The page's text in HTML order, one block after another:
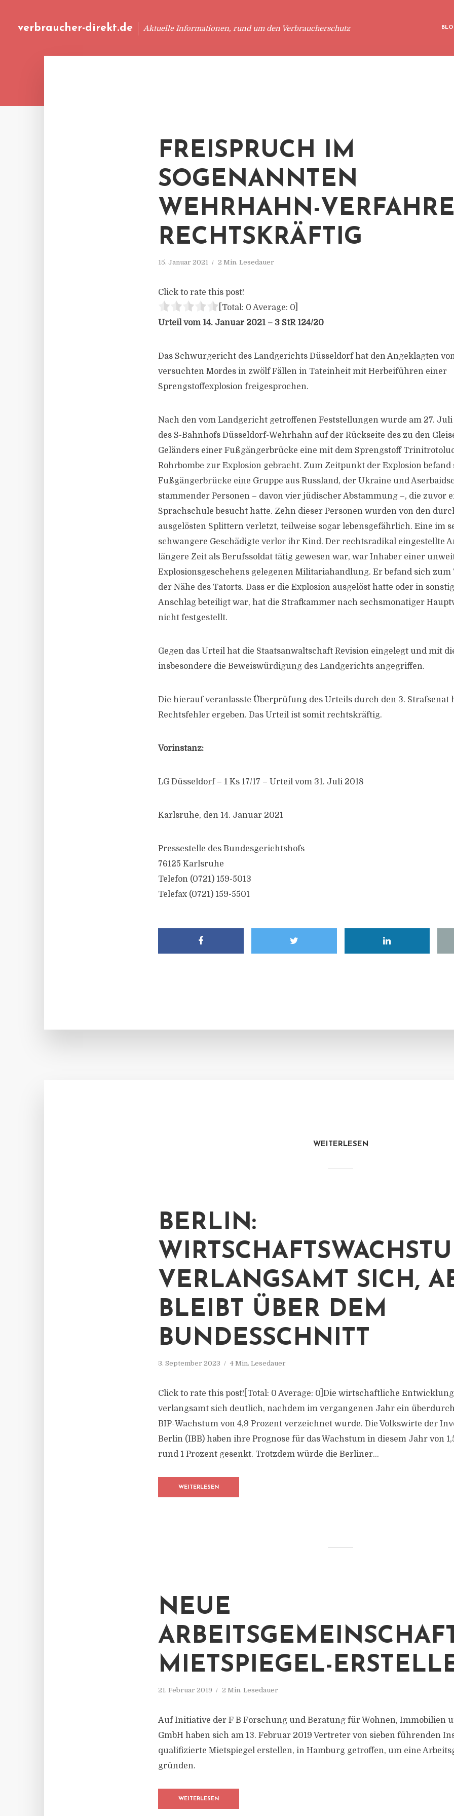
verbraucher-direkt.de Aktuelle Informationen, rund um den Verbraucherschutz
FREISPRUCH IM
SOGENANNTEN
WEHRHAHN-
RECHTSKRÄFTIG
15. Januar 2021 2 Min. Lesedauer
Click to rate this post!
[Total: 0 Average: 0
Urteil vom 14. Januar 2021 – 3 StR 124/20
Das Schwurgericht des Landgerichts Düsseldorf hat den Angeklagten
versuchten Mordes in zwölf Fällen in Tateinheit mit Herbeiführen einer
Sprengstoffexplosion freigesprochen.
Nach den vom Landgericht getroffenen Feststellungen wurde am 27.
des S-Bahnhofs Düsseldorf-Wehrhahn auf der Rückseite des zu den
Geländers einer Fußgängerbrücke eine mit dem Sprengstoff
Rohrbombe zur Explosion gebracht. Zum Zeitpunkt der Explosion befand
Fußgängerbrücke eine Gruppe aus Russland, der Ukraine und
stammender Personen – davon vier jüdischer Abstammung –, die zuvor
Sprachschule besucht hatte. Zehn dieser Personen wurden von den
ausgelösten Splittern verletzt, teilweise sogar lebensgefährlich. Eine im
schwangere Geschädigte verlor ihr Kind. Der rechtsradikal eingestellte
längere Zeit als Berufssoldat tätig gewesen war, war Inhaber einer
Explosionsgeschehens gelegenen Militariahandlung. Er befand sich
der Nähe des Tatorts. Dass er die Explosion ausgelöst hatte oder in
Anschlag beteiligt war, hat die Strafkammer nach sechsmonatiger
nicht festgestellt.
Gegen das Urteil hat die Staatsanwaltschaft Revision eingelegt und mit
insbesondere die Beweiswürdigung des Landgerichts angegriffen.
Die hierauf veranlasste Überprüfung des Urteils durch den 3. Strafsenat
Rechtsfehler ergeben. Das Urteil ist somit rechtskräftig.
Vorinstanz:
LG Düsseldorf – 1 Ks 17/17 – Urteil vom 31. Juli 2018
Karlsruhe, den 14. Januar 2021
Pressestelle des Bundesgerichtshofs
76125 Karlsruhe
Telefon (0721) 159-5013
Telefax (0721) 159-5501
WEITERLESEN
BERLIN:
VERLANGSAMT SICH,
BLEIBT ÜBER DEM
BUNDESSCHNITT
3. September 2023 4 Min. Lesedauer
Click to rate this post![Total: 0 Average: 0]Die wirtschaftliche
verlangsamt sich deutlich, nachdem im vergangenen Jahr ein
BIP-Wachstum von 4,9 Prozent verzeichnet wurde. Die Volkswirte der
Berlin (IBB) haben ihre Prognose für das Wachstum in diesem Jahr von
rund 1 Prozent gesenkt. Trotzdem würde die Berliner...
WEITERLESEN
NEUE
MIETSPIEGEL-
21. Februar 2019 2 Min. Lesedauer
Auf Initiative der F B Forschung und Beratung für Wohnen, Immobilien
GmbH haben sich am 13. Februar 2019 Vertreter von sieben führenden
qualifizierte Mietspiegel erstellen, in Hamburg getroffen, um eine
gründen.
WEITERLESEN